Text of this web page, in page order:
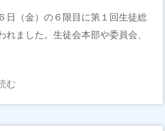
日（金）の６限目に第１回生徒総
れました。生徒会本部や委員会、
む